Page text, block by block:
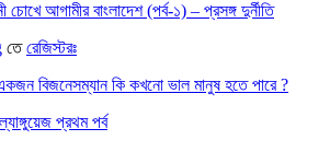
চোখে আগামীর বাংলাদেশ (পর্ব-১) – প্রসঙ্গ দুর্নীতি
তেরেজিস্টরঃ
বিজনেসম্যান কি কখনো ভাল মানুষ হতে পারে ?
প্রথম পর্ব